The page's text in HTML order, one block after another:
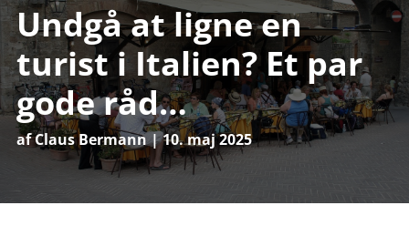
Undgå at ligne en
turist i Italien? Et par
gode råd…
afClaus Bermann|10. maj 2025